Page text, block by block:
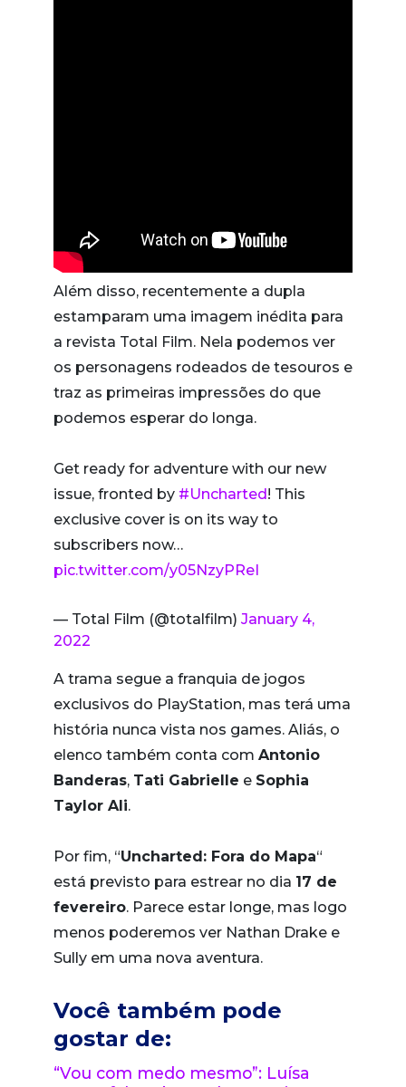
Além disso, recentemente a dupla
estamparam uma imagem inédita para
a revista Total Film. Nela podemos ver
os personagens rodeados de tesouros e
traz as primeiras impressões do que
podemos esperar do longa.
Get ready for adventure with our new
issue, fronted by #Uncharted! This
exclusive cover is on its way to
subscribers now…
pic.twitter.com/y05NzyPReI
— Total Film (@totalfilm) January 4,
2022
A trama segue a franquia de jogos
exclusivos do PlayStation, mas terá uma
história nunca vista nos games. Aliás, o
elenco também conta com Antonio
Banderas, Tati Gabrielle e Sophia
Taylor Ali.
Por fim, “Uncharted: Fora do Mapa“
está previsto para estrear no dia 17 de
fevereiro. Parece estar longe, mas logo
menos poderemos ver Nathan Drake e
Sully em uma nova aventura.
Você também pode
gostar de:
“Vou com medo mesmo”: Luísa